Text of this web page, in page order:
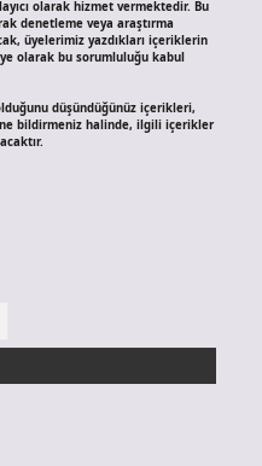
olarak hizmet vermektedir. Bu
denetleme veya araştırma
üyelerimiz yazdıkları içeriklerin
olarak bu sorumluluğu kabul
düşündüğünüz içerikleri,
bildirmeniz halinde, ilgili içerikler